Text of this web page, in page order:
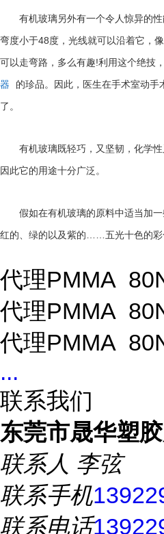
有机玻璃另外有一个令人惊异的
弯度小于48度，光线就可以沿着它，
可以走弯路，多么有趣!利用这个绝技
器 的珍品。因此，医生在手术室动
了。
有机玻璃既轻巧，又坚韧，化学
因此它的用途十分广泛。
假如在有机玻璃的原料中适当加
红的、绿的以及紫的 五光十色的彩
代理PMMA
代理PMMA
代理PMMA
...
联系我们
东莞市晟华塑
联系人 李弦
联系手机
联系电话